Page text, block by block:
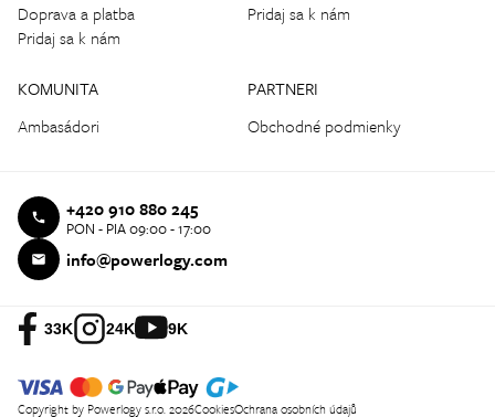
Doprava a platba
Pridaj sa k nám
Pridaj sa k nám
KOMUNITA
Ambasádori
PARTNERI
Obchodné podmienky
+420 910 880 245
PON - PIA 09:00 - 17:00
info@powerlogy.com
33K 24K 9K
Copyright by Powerlogy s.r.o. 2026CookiesOchrana osobních údajů